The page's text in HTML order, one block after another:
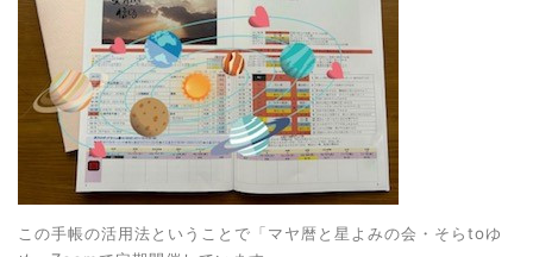
この手帳の活用法ということで「マヤ暦と星よみの会・そらtoゆ